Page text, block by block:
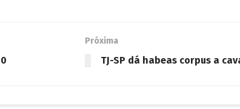
Próxima
TJ-SP dá habeas corpus a